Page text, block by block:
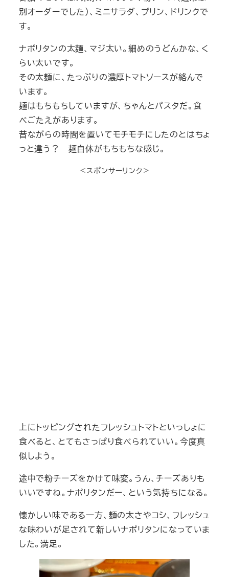
別オーダーでした）、ミニサラダ、プリン、ドリンクで
す。
ナポリタンの太麺、マジ太い。細めのうどんかな、く
らい太いです。
その太麺に、たっぷりの濃厚トマトソースが絡んで
います。
麺はもちもちしていますが、ちゃんとパスタだ。食
べごたえがあります。
昔ながらの時間を置いてモチモチにしたのとはちょ
っと違う？ 麺自体がもちもちな感じ。
＜スポンサーリンク＞
上にトッピングされたフレッシュトマトといっしょに
食べると、とてもさっぱり食べられていい。今度真
似しよう。
途中で粉チーズをかけて味変。うん、チーズありも
いいですね。ナポリタンだー、という気持ちになる。
懐かしい味である一方、麺の太さやコシ、フレッシュ
な味わいが足されて新しいナポリタンになっていま
した。満足。